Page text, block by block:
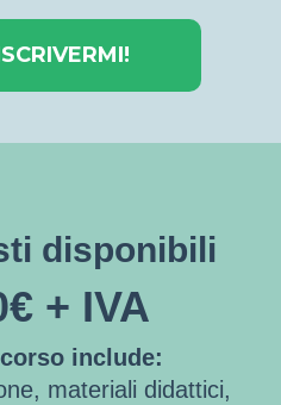
disponibili
+ IVA
include:
materiali didattici,